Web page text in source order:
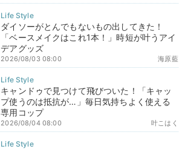
ダイソーがとんでもないもの出してきた！
「ベースメイクはこれ1本！」時短が叶うアイ
デアグッズ
海原藍
2026/08/03 08:00
キャンドゥで見つけて飛びついた！「キャッ
プ使うのは抵抗が…」毎日気持ちよく使える
専用コップ
叶こはく
2026/08/04 08:00